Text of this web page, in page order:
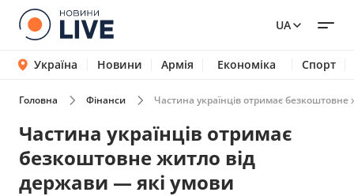
UA
Україна Новини Армія Економіка Спорт
Головна Фінанси Частина українців отримає
Частина українців отримає
безкоштовне житло від
держави — які умови